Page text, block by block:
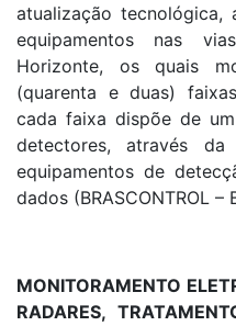
atualização
equipamentos nas
Horizonte, os quais
(quarenta e duas)
cada faixa dispõe de
detectores, através
equipamentos de
dados (BRASCONTROL –
MONITORAMENTO
RADARES,